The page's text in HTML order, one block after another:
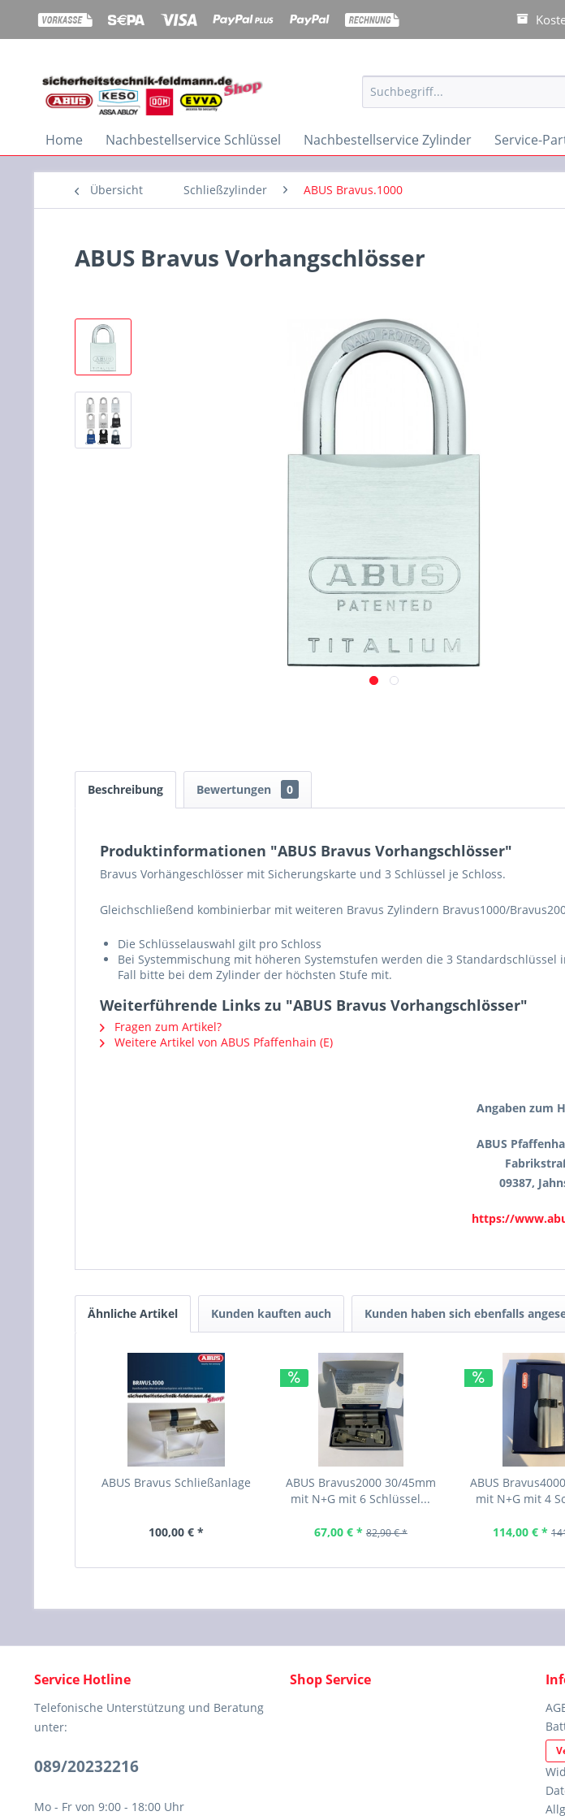
Home Nachbestellservice Schlüssel Nachbestellservice Zylinder Service-
Übersicht Schließzylinder ABUS Bravus.1000
ABUS Bravus Vorhangschlösser
Beschreibung Bewertungen 0
Produktinformationen "ABUS Bravus Vorhangschlösser"
Bravus Vorhängeschlösser mit Sicherungskarte und 3 Schlüssel je Schloss.
Gleichschließend kombinierbar mit weiteren Bravus Zylindern Bravus1000/
Die Schlüsselauswahl gilt pro Schloss
Bei Systemmischung mit höheren Systemstufen werden die 3
Fall bitte bei dem Zylinder der höchsten Stufe mit.
Weiterführende Links zu "ABUS Bravus Vorhangschlösser"
Fragen zum Artikel?
Weitere Artikel von ABUS Pfaffenhain (E)
Angaben zum
ABUS
09387,
https://
Ähnliche Artikel Kunden kauften auch Kunden haben sich ebenfalls
ABUS Bravus Schließanlage
100,00 € *
ABUS Bravus2000 30/45mm
mit N+G mit 6 Schlüssel...
67,00 € * 82,90 € *
ABUS
mit N+G mit 4
114,00 € *
Service Hotline
Telefonische Unterstützung und Beratung
unter:
089/20232216
Mo - Fr von 9:00 - 18:00 Uhr
Shop Service